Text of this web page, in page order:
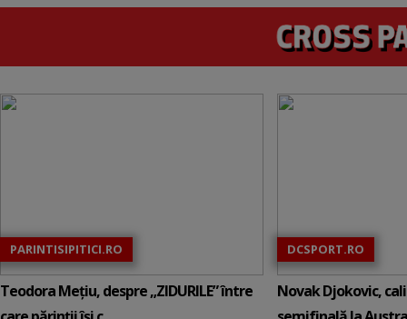
PARINTISIPITICI.RO
Teodora Mețiu, despre „ZIDURILE” între
DCSPORT.RO
Novak Djokovic,